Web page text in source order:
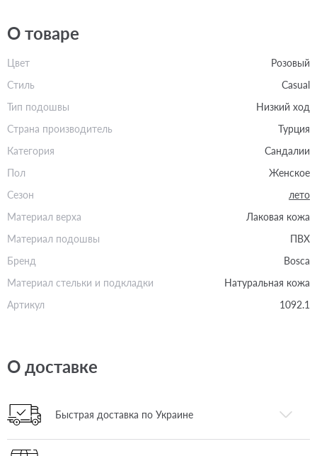
О товаре
Цвет
Розовый
Стиль
Casual
Тип подошвы
Низкий ход
Страна производитель
Турция
Категория
Сандалии
Пол
Женское
Сезон
лето
Материал верха
Лаковая кожа
Материал подошвы
ПВХ
Бренд
Bosca
Материал стельки и подкладки
Натуральная кожа
Артикул
1092.1
О доставке
Быстрая доставка по Украине